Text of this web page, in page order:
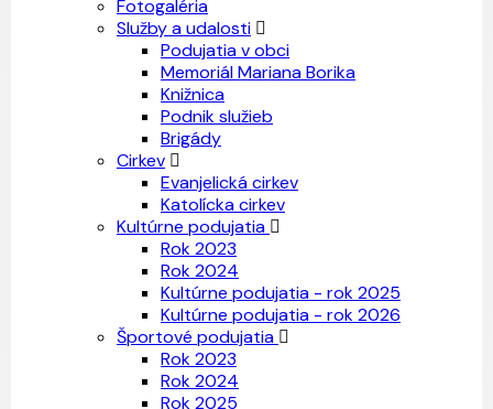
Fotogaléria
Služby a udalosti
Podujatia v obci
Memoriál Mariana Borika
Knižnica
Podnik služieb
Brigády
Cirkev
Evanjelická cirkev
Katolícka cirkev
Kultúrne podujatia
Rok 2023
Rok 2024
Kultúrne podujatia - rok 2025
Kultúrne podujatia - rok 2026
Športové podujatia
Rok 2023
Rok 2024
Rok 2025